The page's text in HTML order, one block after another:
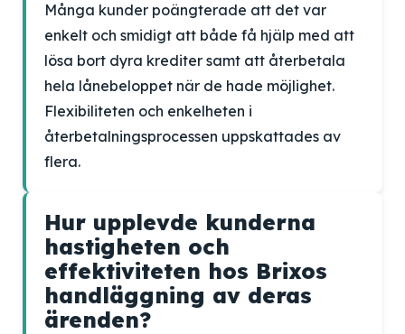
Många kunder poängterade att det var
enkelt och smidigt att både få hjälp med att
lösa bort dyra krediter samt att återbetala
hela lånebeloppet när de hade möjlighet.
Flexibiliteten och enkelheten i
återbetalningsprocessen uppskattades av
flera.
Hur upplevde kunderna
hastigheten och
effektiviteten hos Brixos
handläggning av deras
ärenden?